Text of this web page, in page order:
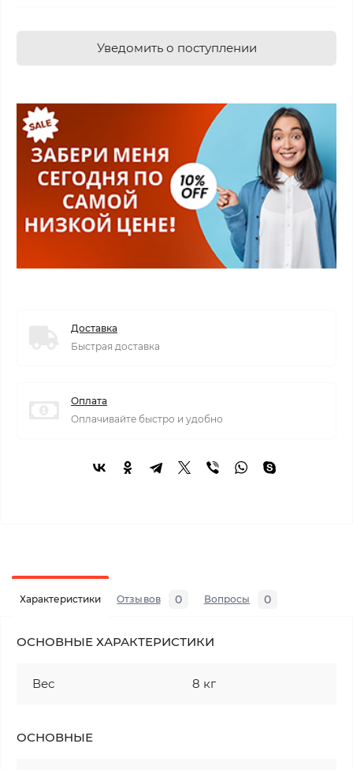
Уведомить о поступлении
Доставка
Быстрая доставка
Оплата
Оплачивайте быстро и удобно
Характеристики Отзывов 0 Вопросы 0
ОСНОВНЫЕ ХАРАКТЕРИСТИКИ
Вес 8 кг
ОСНОВНЫЕ